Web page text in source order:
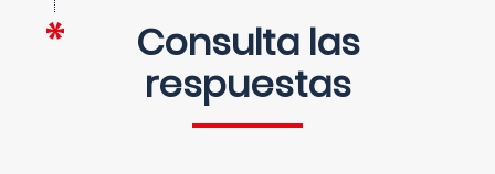
Consulta las
respuestas